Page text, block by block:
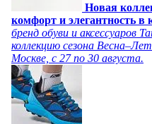
Новая
комфорт и элегантность в
бренд обуви и аксессуаров
коллекцию сезона
Москве, с 27 по 30 августа.